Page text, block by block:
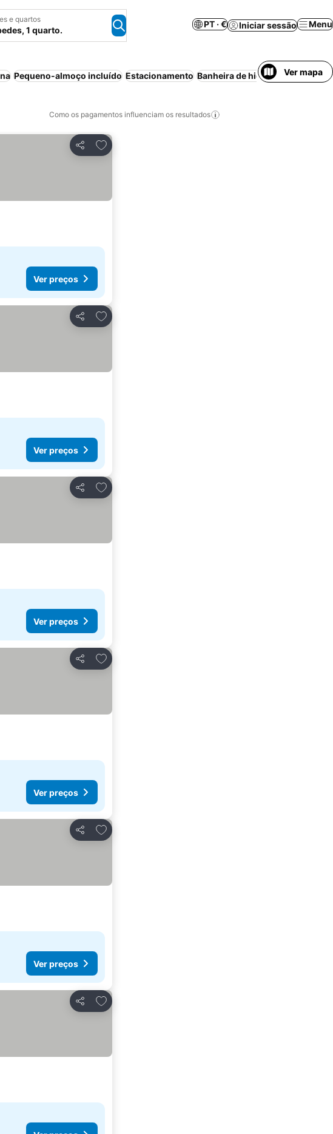
e quartos
1 quarto.
PT · € Iniciar sessão Menu
Pequeno-almoço incluído Estacionamento Banheira de hidromassagem
Ver mapa
Como os pagamentos influenciam os resultados
Partilhar
Adicionar aos favoritos
Ver preços
Partilhar
Adicionar aos favoritos
Ver preços
Partilhar
Adicionar aos favoritos
Ver preços
Partilhar
Adicionar aos favoritos
Ver preços
Partilhar
Adicionar aos favoritos
Ver preços
Partilhar
Adicionar aos favoritos